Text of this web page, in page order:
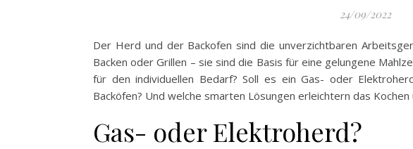
24/09/2022
Der Herd und der Backofen sind die unverzichtbaren
Backen oder Grillen – sie sind die Basis für eine gelungene
für den individuellen Bedarf? Soll es ein Gas- oder
Backöfen? Und welche smarten Lösungen erleichtern das Kochen
Gas- oder Elektroherd?